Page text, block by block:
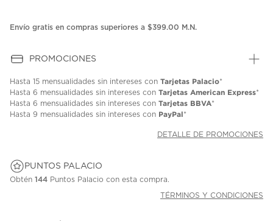
Envío gratis en compras superiores a $399.00 M.N.
PROMOCIONES
Hasta 15 mensualidades sin intereses con Tarjetas Palacio*
Hasta 6 mensualidades sin intereses con Tarjetas American Express*
Hasta 6 mensualidades sin intereses con Tarjetas BBVA*
Hasta 9 mensualidades sin intereses con PayPal*
DETALLE DE PROMOCIONES
PUNTOS PALACIO
Obtén 144 Puntos Palacio con esta compra.
TÉRMINOS Y CONDICIONES